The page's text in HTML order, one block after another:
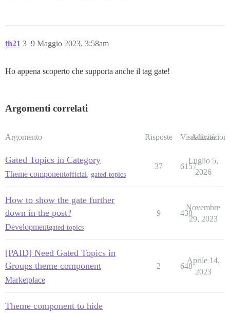
th21 9 Maggio 2023, 3:58am
3
Ho appena scoperto che supporta anche il tag gate!
Argomenti correlati
Argomento Risposte Visualizzazioni
Attività
Gated Topics in Category
Theme componentofficial gated-topics
37 6157
Luglio 5,
2026
How to show the gate further
down in the post?
Developmentgated-topics
9 438
Novembre
29, 2023
[PAID] Need Gated Topics in
Groups theme component
Marketplace
2 648
Aprile 14,
2023
Theme component to hide